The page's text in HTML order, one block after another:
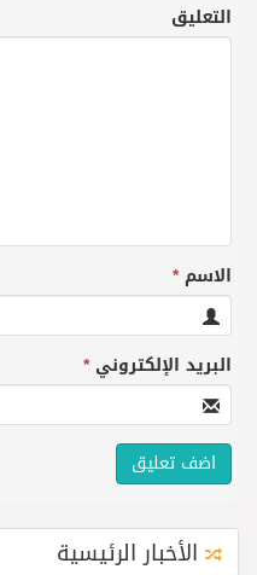
التعليق
الاسم*
البريد الإلكتروني*
الأخبار الرئيسية